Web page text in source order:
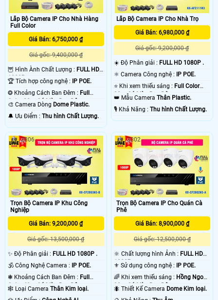
Lắp Bộ Camera IP Cho Nhà Hàng
Full Color
Giá Bán: 6,750,000 ₫
Giá gốc: 9,400,000 ₫
🦉 Hình Ành Chất Lượng : FULL HD
1080P .
🏆 Tích hợp công nghệ :
IP POE.
❂ Khoảng Cách Ban Đêm : Full
Color 20m Có Màu Ban Ðêm.
🎨 Camera Dòng Dome Plastic.
️🔔 Ưu Điểm : Thu hình Chất Lượng.
Lắp Bộ Camera IP Cho Nhà Trọ
Giá Bán: 6,980,000 ₫
Giá gốc: 9,200,000 ₫
☀️ Độ Phân giải : FULL HD 1080P .
⚛️ Camera Công nghệ :
IP POE.
⭐ Khi xem thiếu sáng : Full Color
20m Có Màu Ban Ðêm.
👑 Mẫu CameraThân Plastic.
️🎙 Khả Năng :Thu hình Chất Lượng.
Trọn Bộ Camera IP Khu Công
Nghiệp
Giá Bán: 9,200,000 ₫
Giá gốc: 13,500,000 ₫
✨ Độ Phân giải : FULL HD 1080P .
🕉️ Công Nghệ Camera :
IP POE.
❃ Khoảng Cách Ban Đêm : Full
Color 40m Có Màu Ban Ðêm.
🕸️ Loại Camera Thân Kim loại.
2806
Trọn Bộ Camera IP Cho Quán Cà
Phê
Giá Bán: 8,900,000 ₫
Giá gốc: 12,500,000 ₫
🔆 Chất lượng hình Ảnh : FULL HD
1080P .
⚜️ Sử dụng công nghệ :
IP POE.
🌈 Khi xem thiếu sáng : Hồng Ngoại
30m Có Màu Ban Ðêm.
🐜 Thiết Kế Camera Dome Kim loại.
3302